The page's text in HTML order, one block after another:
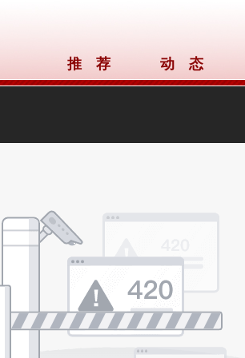
推 荐 动 态